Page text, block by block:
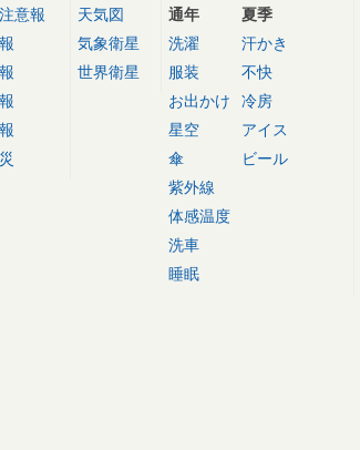
意報
天気図
気象衛星
世界衛星
通年
洗濯
服装
お出かけ
星空
傘
紫外線
体感温度
洗車
睡眠
夏季
汗かき
不快
冷房
アイス
ビール